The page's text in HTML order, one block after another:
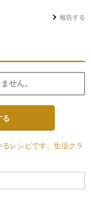
報告する
せん。
る
レシピです。生活クラ
ます。